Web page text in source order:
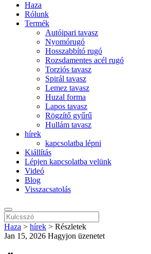
Haza
Rólunk
Termék
Autóipari tavasz
Nyomórugó
Hosszabbító rugó
Rozsdamentes acél rugó
Torziós tavasz
Spirál tavasz
Lemez tavasz
Huzal forma
Lapos tavasz
Rögzítő gyűrű
Hullám tavasz
hírek
kapcsolatba lépni
Kiállítás
Lépjen kapcsolatba velünk
Videó
Blog
Visszacsatolás
Haza > hírek > Részletek
Jan 15, 2026 Hagyjon üzenetet